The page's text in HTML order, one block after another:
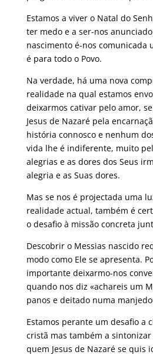
Estamos a viver o Natal do
ter medo e a ser-nos
nascimento é-nos comunicada
é para todo o Povo.
Na verdade, há uma nova
realidade na qual estamos
deixarmos cativar pelo amor,
Jesus de Nazaré pela
história connosco e nenhum
vida lhe é indiferente, muito
alegrias e as dores dos Seus
alegria e as Suas dores.
Mas se nos é projectada uma
realidade actual, também é
o desafio à missão concreta
Descobrir o Messias nascido
modo como Ele se apresenta.
importante deixarmo-nos
quando nos diz «achareis um
panos e deitado numa
Estamos perante um desafio a
cristã mas também a
quem Jesus de Nazaré se quis